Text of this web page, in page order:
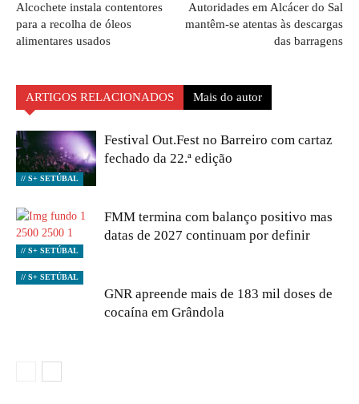
Alcochete instala contentores
para a recolha de óleos
alimentares usados
Autoridades em Alcácer do Sal
mantêm-se atentas às descargas
das barragens
ARTIGOS RELACIONADOS Mais do autor
// S+ SETÚBAL
Festival Out.Fest no Barreiro com cartaz
fechado da 22.ª edição
// S+ SETÚBAL
FMM termina com balanço positivo mas
datas de 2027 continuam por definir
// S+ SETÚBAL
GNR apreende mais de 183 mil doses de
cocaína em Grândola